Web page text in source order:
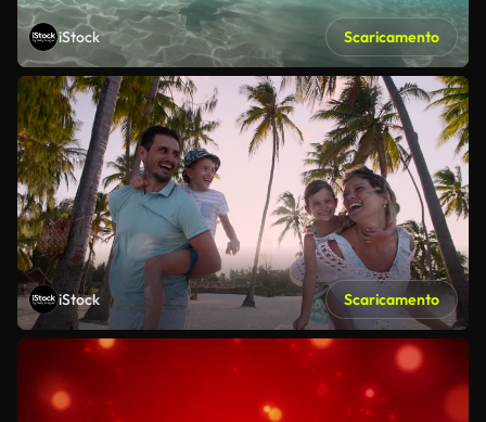
iStock Scaricamento
iStock Scaricamento